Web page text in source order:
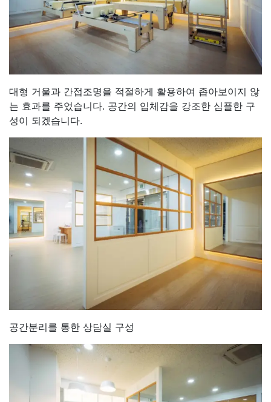
대형 거울과 간접조명을 적절하게 활용하여 좁아보이지 않
는 효과를 주었습니다. 공간의 입체감을 강조한 심플한 구
성이 되겠습니다.
공간분리를 통한 상담실 구성